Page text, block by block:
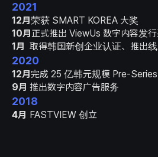
2021
12月荣获 SMART KOREA 大奖
10月正式推出 ViewUs 数字内容发
1月 取得韩国新创企业认证、推出
2020
12月完成 25 亿韩元规模 Pre-
9月 推出数字内容广告服务
2018
4月 FASTVIEW 创立